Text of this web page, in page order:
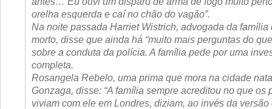
orelha esquerda e caí no chão do vagão”.
Na noite passada Harriet Wistrich, advogada da família
morto, disse que ainda há “muito mais perguntas do
sobre a conduta da polícia. A família pede por uma
completa.
Rosangela Rebelo, uma prima que mora na cidade
Gonzaga, disse: “A família sempre acreditou no que os
viviam com ele em Londres, diziam, ao invés da